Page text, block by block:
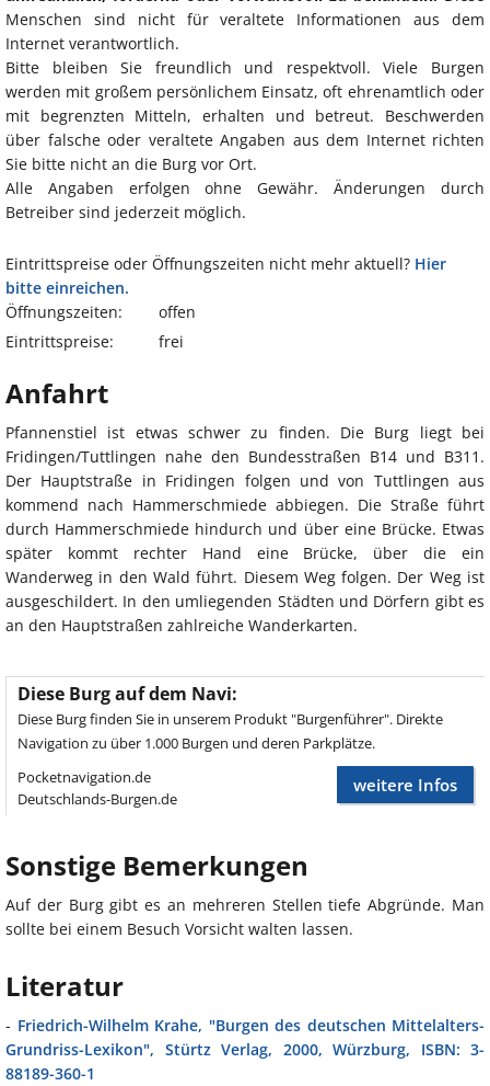
Menschen sind nicht für veraltete Informationen aus dem
Internet verantwortlich.
Bitte bleiben Sie freundlich und respektvoll. Viele Burgen
werden mit großem persönlichem Einsatz, oft ehrenamtlich oder
mit begrenzten Mitteln, erhalten und betreut. Beschwerden
über falsche oder veraltete Angaben aus dem Internet richten
Sie bitte nicht an die Burg vor Ort.
Alle Angaben erfolgen ohne Gewähr. Änderungen durch
Betreiber sind jederzeit möglich.
Eintrittspreise oder Öffnungszeiten nicht mehr aktuell? Hier
bitte einreichen.
Öffnungszeiten:
offen
Eintrittspreise:
frei
Anfahrt
Pfannenstiel ist etwas schwer zu finden. Die Burg liegt bei
Fridingen/Tuttlingen nahe den Bundesstraßen B14 und B311.
Der Hauptstraße in Fridingen folgen und von Tuttlingen aus
kommend nach Hammerschmiede abbiegen. Die Straße führt
durch Hammerschmiede hindurch und über eine Brücke. Etwas
später kommt rechter Hand eine Brücke, über die ein
Wanderweg in den Wald führt. Diesem Weg folgen. Der Weg ist
ausgeschildert. In den umliegenden Städten und Dörfern gibt es
an den Hauptstraßen zahlreiche Wanderkarten.
Diese Burg auf dem Navi:
Diese Burg finden Sie in unserem Produkt "Burgenführer". Direkte
Navigation zu über 1.000 Burgen und deren Parkplätze.
Pocketnavigation.de
Deutschlands-Burgen.de
weitere Infos
Sonstige Bemerkungen
Auf der Burg gibt es an mehreren Stellen tiefe Abgründe. Man
sollte bei einem Besuch Vorsicht walten lassen.
Literatur
- Friedrich-Wilhelm Krahe, "Burgen des deutschen Mittelalters-
Grundriss-Lexikon", Stürtz Verlag, 2000, Würzburg, ISBN: 3-
88189-360-1